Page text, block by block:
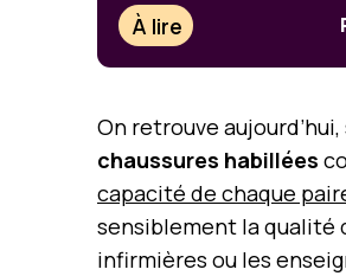
À lire
On retrouve
chaussures habillées
capacité de chaque
sensiblement la qualité
infirmières ou les